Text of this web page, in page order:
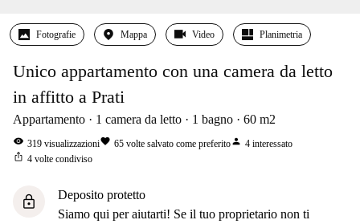
Fotografie Mappa Video Planimetria
Unico appartamento con una camera da letto
in affitto a Prati
Appartamento 1 camera da letto 1 bagno 60 m2
visibility 319 visualizzazionifavorite 65 volte salvato come preferitoperson 4 interessato
ios_share 4 volte condiviso
lock
Deposito protetto
Siamo qui per aiutarti! Se il tuo proprietario non ti